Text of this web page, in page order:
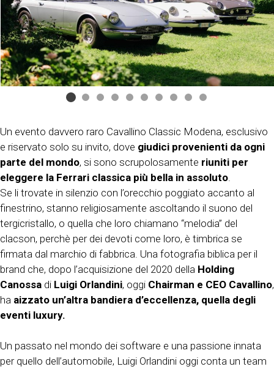
Un evento davvero raro Cavallino Classic Modena, esclusivo
e riservato solo su invito, dove giudici provenienti da ogni
parte del mondo, si sono scrupolosamente riuniti per
eleggere la Ferrari classica più bella in assoluto
Se li trovate in silenzio con l’orecchio poggiato accanto al
finestrino, stanno religiosamente ascoltando il suono del
tergicristallo, o quella che loro chiamano “melodia” del
clacson, perchè per dei devoti come loro, è timbrica se
firmata dal marchio di fabbrica. Una fotografia biblica per il
brand che, dopo l’acquisizione del 2020 della Holding
Canossa di Luigi Orlandini, oggi Chairman e CEO Cavallino,
ha aizzato un’altra bandiera d’eccellenza, quella degli
eventi luxury.
Un passato nel mondo dei software e una passione innata
per quello dell’automobile, Luigi Orlandini oggi conta un team